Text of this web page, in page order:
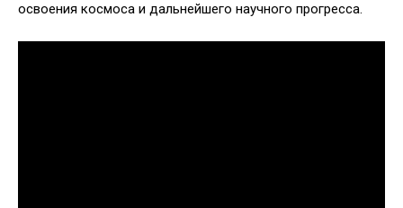
освоения космоса и дальнейшего научного прогресса.